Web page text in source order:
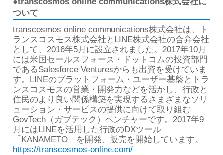
ついて
transcosmos online communications株式会社は、ト
ランスコスモス株式会社とLINE株式会社の合弁会社
として、2016年5月に設立されました。2017年10月
には米国セールスフォース・ドットコムの投資部門
であるSalesforce Venturesからも出資を受けていま
す。LINEのプラットフォーム・ユーザー基盤とトラ
ンスコスモスの営業・開発力などを活かし、行政と
住民のより良い関係構築を実現するさまざまなソリ
ューション・サービスの提供に向けて取り組む
GovTech（ガブテック）ベンチャーです。2017年9
月にはLINEを活用した行政のDXツール
「KANAMETO」を開発、販売を開始しています。
https://transcosmos-online.com/